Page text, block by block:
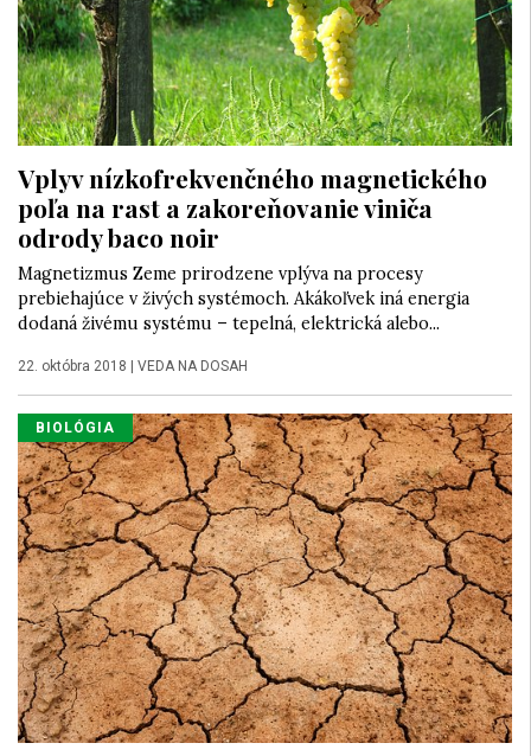
Vplyv nízkofrekvenčného magnetického
poľa na rast a zakoreňovanie viniča
odrody baco noir
Magnetizmus Zeme prirodzene vplýva na procesy
prebiehajúce v živých systémoch. Akákoľvek iná energia
dodaná živému systému – tepelná, elektrická alebo...
22. októbra 2018 VEDA NA DOSAH
BIOLÓGIA